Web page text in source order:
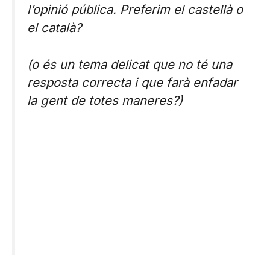
l’opinió pública. Preferim el castellà o
el català?
(o és un tema delicat que no té una
resposta correcta i que farà enfadar
la gent de totes maneres?)